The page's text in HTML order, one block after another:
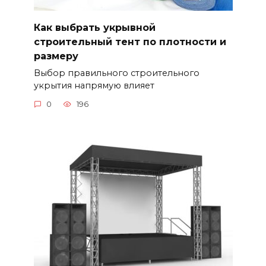
Как выбрать укрывной
строительный тент по плотности и
размеру
Выбор правильного строительного
укрытия напрямую влияет
0 196